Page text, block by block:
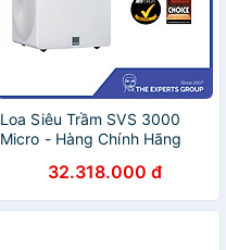
Loa Siêu Trầm SVS 3000
Micro - Hàng Chính Hãng
32.318.000 đ